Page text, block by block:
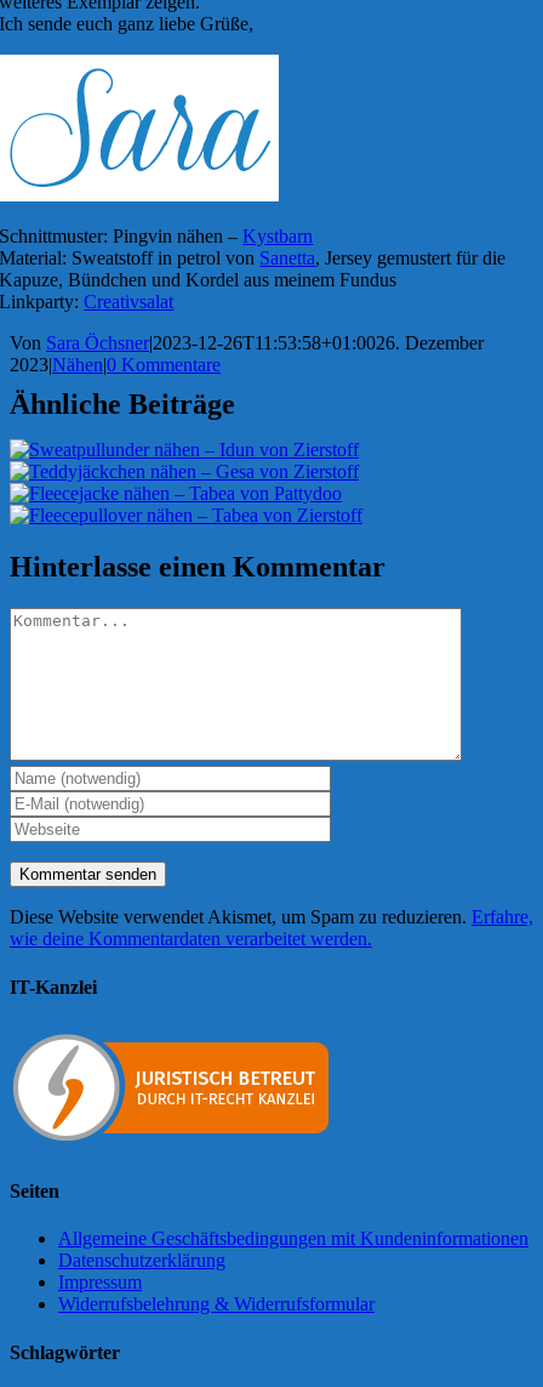
Ich sende euch ganz liebe Grüße,
Schnittmuster: Pingvin nähen –Kystbarn
Material: Sweatstoff in petrol von Sanetta, Jersey gemustert für die
Kapuze, Bündchen und Kordel aus meinem Fundus
Linkparty:Creativsalat
Von Sara Öchsner|2023-12-26T11:53:58+01:0026. Dezember
2023|Nähen|0 Kommentare
Ähnliche Beiträge
Hinterlasse einen Kommentar
Kommentar
Diese Website verwendet Akismet, um Spam zu reduzieren. Erfahre,
wie deine Kommentardaten verarbeitet werden.
IT-Kanzlei
Seiten
Allgemeine Geschäftsbedingungen mit Kundeninformationen
Datenschutzerklärung
Impressum
Widerrufsbelehrung & Widerrufsformular
Schlagwörter